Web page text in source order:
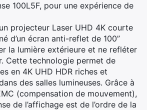
100L5F, pour une expérience de
projecteur Laser UHD 4K courte
d’un écran anti-reflet de 100”
la lumière extérieure et ne refléter
Cette technologie permet de
en 4K UHD HDR riches et
des salles lumineuses. Grâce à
(compensation de mouvement),
de l’affichage est de l’ordre de la